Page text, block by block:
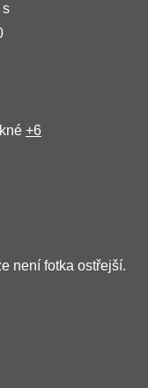
s
+6
není fotka ostřejší.